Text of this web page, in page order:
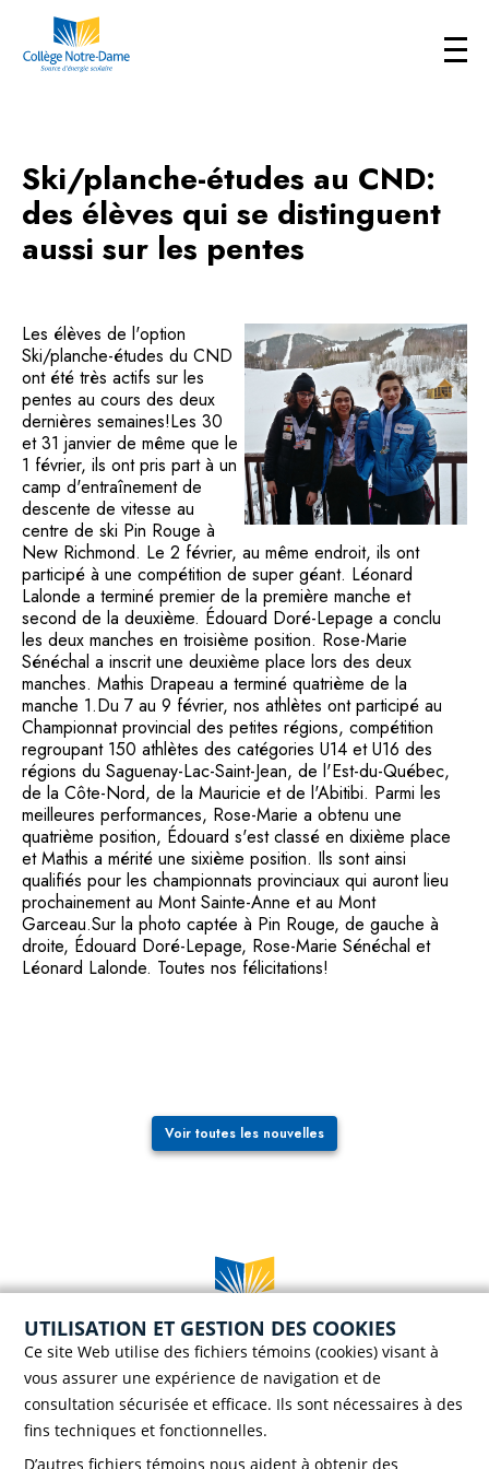
Ski/planche-études au CND:
des élèves qui se distinguent
aussi sur les pentes
Les élèves de l'option
Ski/planche-études du CND
ont été très actifs sur les
pentes au cours des deux
dernières semaines!Les 30
et 31 janvier de même que le
1 février, ils ont pris part à un
camp d'entraînement de
descente de vitesse au
centre de ski Pin Rouge à
New Richmond. Le 2 février, au même endroit, ils ont
participé à une compétition de super géant. Léonard
Lalonde a terminé premier de la première manche et
second de la deuxième. Édouard Doré-Lepage a conclu
les deux manches en troisième position. Rose-Marie
Sénéchal a inscrit une deuxième place lors des deux
manches. Mathis Drapeau a terminé quatrième de la
manche 1.Du 7 au 9 février, nos athlètes ont participé au
Championnat provincial des petites régions, compétition
regroupant 150 athlètes des catégories U14 et U16 des
régions du Saguenay-Lac-Saint-Jean, de l'Est-du-Québec,
de la Côte-Nord, de la Mauricie et de l'Abitibi. Parmi les
meilleures performances, Rose-Marie a obtenu une
quatrième position, Édouard s'est classé en dixième place
et Mathis a mérité une sixième position. Ils sont ainsi
qualifiés pour les championnats provinciaux qui auront lieu
prochainement au Mont Sainte-Anne et au Mont
Garceau.Sur la photo captée à Pin Rouge, de gauche à
droite, Édouard Doré-Lepage, Rose-Marie Sénéchal et
Léonard Lalonde. Toutes nos félicitations!
Voir toutes les nouvelles
Case postale 786, 56 rue Saint-Henri
Rivière-du-Loup (Québec) G5R 3Z5
Téléphone :
418 862-8257
Télécopieur :418 862-8495
UTILISATION ET GESTION DES COOKIES
Ce site Web utilise des fichiers témoins (cookies) visant à
vous assurer une expérience de navigation et de
consultation sécurisée et efficace. Ils sont nécessaires à des
fins techniques et fonctionnelles.
D’autres fichiers témoins nous aident à obtenir des